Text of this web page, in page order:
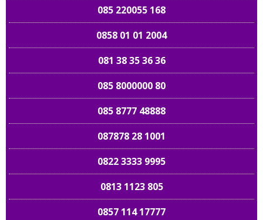
085 220055 168
0858 01 01 2004
081 38 35 36 36
085 8000000 80
085 8777 48888
087878 28 1001
0822 3333 9995
0813 1123 805
0857 114 17777